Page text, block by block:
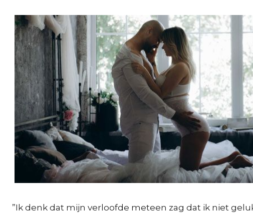
”Ik denk dat mijn verloofde meteen zag dat ik niet